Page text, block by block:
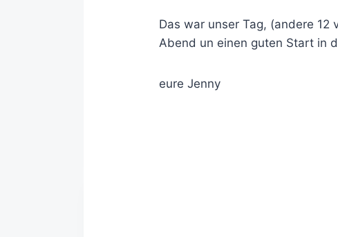
Das war unser Tag, (andere
Abend un einen guten Start in
eure Jenny